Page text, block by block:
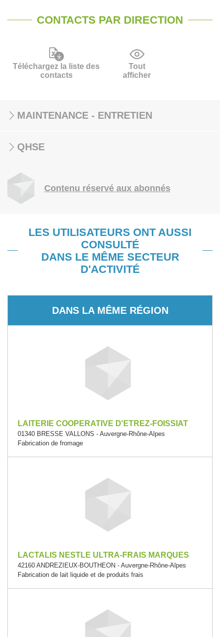
CONTACTS PAR DIRECTION
Téléchargez la liste des
contacts
Tout
afficher
MAINTENANCE - ENTRETIEN
QHSE
Contenu réservé aux abonnés
LES UTILISATEURS ONT AUSSI
CONSULTÉ
DANS LE MÊME SECTEUR
D'ACTIVITÉ
DANS LA MÊME RÉGION
LAITERIE COOPERATIVE D'ETREZ-FOISSIAT
01340 BRESSE VALLONS - Auvergne-Rhône-Alpes
Fabrication de fromage
LACTALIS NESTLE ULTRA-FRAIS MARQUES
42160 ANDREZIEUX-BOUTHEON - Auvergne-Rhône-Alpes
Fabrication de lait liquide et de produits frais